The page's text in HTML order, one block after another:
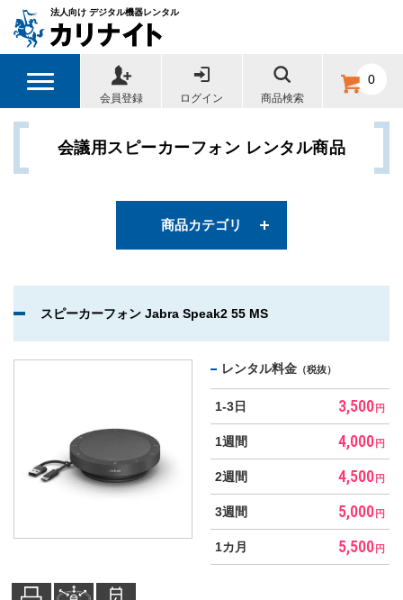
法人向け デジタル機器レンタル
会員登録 ログイン 商品検索
0
録音機器
撮影機器用マイク
音響周辺機器
会議用スピーカーフォン レンタル商品
商品カテゴリ
スピーカーフォン Jabra Speak2 55 MS
レンタル料金 （税抜）
1-3日 3,500 円
1週間 4,000 円
2週間 4,500 円
3週間 5,000 円
1カ月 5,500 円